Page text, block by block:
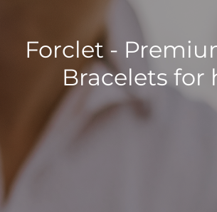
Forclet -
Bracelets for